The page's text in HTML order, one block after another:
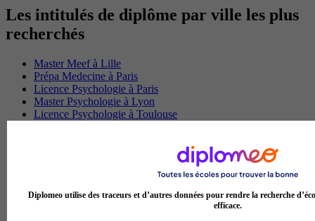
Les intitulés de diplôme par ville les plus
recherchés
Master Meef à Lille
Prépa Medecine à Paris
Licence Psychologie à Paris
Master Psychologie à Lyon
Licence Psychologie à Toulouse
BTS Tourisme à Bordeaux
BTS Tourisme à Lyon
Diplomeo utilise des traceurs et d’autres données pour rendre la recherche
efficace.